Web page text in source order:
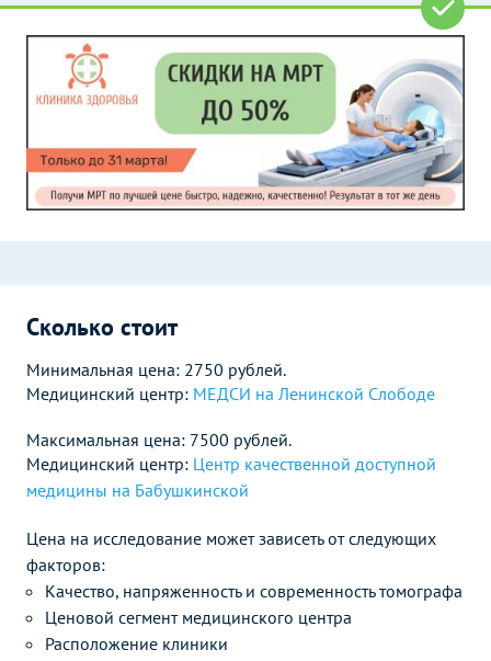
Сколько стоит
Минимальная цена: 2750 рублей.
Медицинский центр: МЕДСИ на Ленинской Слободе
Максимальная цена: 7500 рублей.
Медицинский центр: Центр качественной доступной
медицины на Бабушкинской
Цена на исследование может зависеть от следующих
факторов:
Качество, напряженность и современность томографа
Ценовой сегмент медицинского центра
Расположение клиники